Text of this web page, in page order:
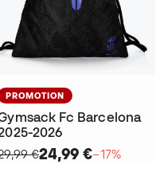
PROMOTION
Fc Barcelona
2026
€24,99 €−17%